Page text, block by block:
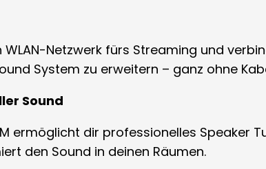
WLAN-Netzwerk fürs Streaming und
System zu erweitern – ganz ohne
Sound
ermöglicht dir professionelles Speaker
den Sound in deinen Räumen.